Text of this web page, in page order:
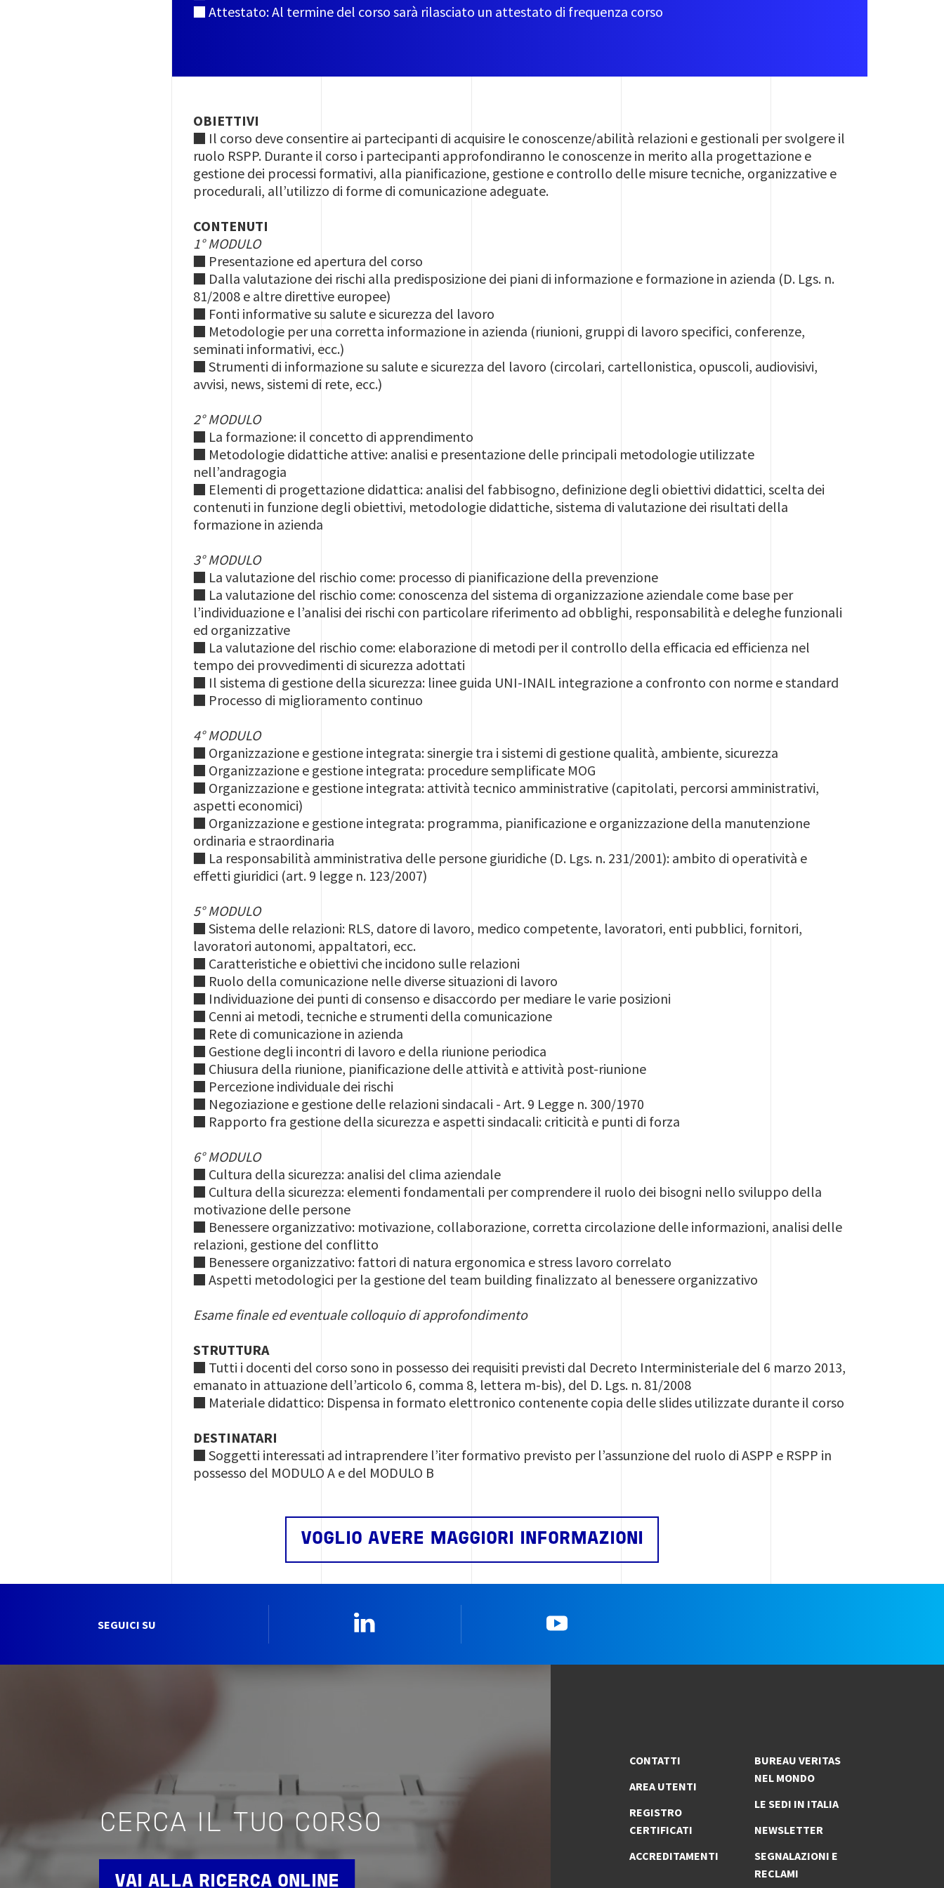
■ Attestato: Al termine del corso sarà rilasciato un attestato di frequenza corso
OBIETTIVI
■ Il corso deve consentire ai partecipanti di acquisire le conoscenze/abilità relazioni e gestionali per svolgere il
ruolo RSPP. Durante il corso i partecipanti approfondiranno le conoscenze in merito alla progettazione e
gestione dei processi formativi, alla pianificazione, gestione e controllo delle misure tecniche, organizzative e
procedurali, all’utilizzo di forme di comunicazione adeguate.
CONTENUTI
1° MODULO
■ Presentazione ed apertura del corso
■ Dalla valutazione dei rischi alla predisposizione dei piani di informazione e formazione in azienda (D. Lgs. n.
81/2008 e altre direttive europee)
■ Fonti informative su salute e sicurezza del lavoro
■ Metodologie per una corretta informazione in azienda (riunioni, gruppi di lavoro specifici, conferenze,
seminati informativi, ecc.)
■Strumenti di informazione su salute e sicurezza del lavoro (circolari, cartellonistica, opuscoli, audiovisivi,
avvisi, news, sistemi di rete, ecc.)
2° MODULO
■ La formazione: il concetto di apprendimento
■ Metodologie didattiche attive: analisi e presentazione delle principali metodologie utilizzate
nell’andragogia
■ Elementi di progettazione didattica: analisi del fabbisogno, definizione degli obiettivi didattici, scelta dei
contenuti in funzione degli obiettivi, metodologie didattiche, sistema di valutazione dei risultati della
formazione in azienda
3° MODULO
■ La valutazione del rischio come: processo di pianificazione della prevenzione
■ La valutazione del rischio come: conoscenza del sistema di organizzazione aziendale come base per
l’individuazione e l’analisi dei rischi con particolare riferimento ad obblighi, responsabilità e deleghe funzionali
ed organizzative
■ La valutazione del rischio come: elaborazione di metodi per il controllo della efficacia ed efficienza nel
tempo dei provvedimenti di sicurezza adottati
■ Il sistema di gestione della sicurezza: linee guida UNI-INAIL integrazione a confronto con norme e standard
■ Processo di miglioramento continuo
4° MODULO
■ Organizzazione e gestione integrata: sinergie tra i sistemi di gestione qualità, ambiente, sicurezza
■ Organizzazione e gestione integrata: procedure semplificate MOG
■ Organizzazione e gestione integrata: attività tecnico amministrative (capitolati, percorsi amministrativi,
aspetti economici)
■ Organizzazione e gestione integrata: programma, pianificazione e organizzazione della manutenzione
ordinaria e straordinaria
■ La responsabilità amministrativa delle persone giuridiche (D. Lgs. n. 231/2001): ambito di operatività e
effetti giuridici (art. 9 legge n. 123/2007)
5° MODULO
■Sistema delle relazioni: RLS, datore di lavoro, medico competente, lavoratori, enti pubblici, fornitori,
lavoratori autonomi, appaltatori, ecc.
■ Caratteristiche e obiettivi che incidono sulle relazioni
■ Ruolo della comunicazione nelle diverse situazioni di lavoro
■ Individuazione dei punti di consenso e disaccordo per mediare le varie posizioni
■ Cenni ai metodi, tecniche e strumenti della comunicazione
■ Rete di comunicazione in azienda
■ Gestione degli incontri di lavoro e della riunione periodica
■ Chiusura della riunione, pianificazione delle attività e attività post-riunione
■ Percezione individuale dei rischi
■ Negoziazione e gestione delle relazioni sindacali - Art. 9 Legge n. 300/1970
■ Rapporto fra gestione della sicurezza e aspetti sindacali: criticità e punti di forza
6° MODULO
■ Cultura della sicurezza: analisi del clima aziendale
■ Cultura della sicurezza: elementi fondamentali per comprendere il ruolo dei bisogni nello sviluppo della
motivazione delle persone
■ Benessere organizzativo: motivazione, collaborazione, corretta circolazione delle informazioni, analisi delle
relazioni, gestione del conflitto
■ Benessere organizzativo: fattori di natura ergonomica e stress lavoro correlato
■Aspetti metodologici per la gestione del team building finalizzato al benessere organizzativo
Esame finale ed eventuale colloquio di approfondimento
STRUTTURA
■ Tutti i docenti del corso sono in possesso dei requisiti previsti dal Decreto Interministeriale del 6 marzo 2013,
emanato in attuazione dell’articolo 6, comma 8, lettera m-bis), del D. Lgs. n. 81/2008
■ Materiale didattico: Dispensa in formato elettronico contenente copia delle slides utilizzate durante il corso
DESTINATARI
■Soggetti interessati ad intraprendere l’iter formativo previsto per l’assunzione del ruolo di ASPP e RSPP in
possesso del MODULO A e del MODULO B
VOGLIO AVERE MAGGIORI INFORMAZIONI
SEGUICI SU
CERCA IL TUO CORSO
VAI ALLA RICERCA ONLINE
CONTATTI
AREA UTENTI
REGISTRO
CERTIFICATI
ACCREDITAMENTI
BUREAU VERITAS
NEL MONDO
LE SEDI IN ITALIA
NEWSLETTER
SEGNALAZIONI E
RECLAMI